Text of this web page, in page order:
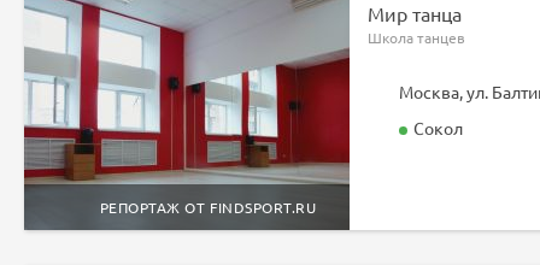
Мир танца
Школа танцев
РЕПОРТАЖ ОТ FINDSPORT.RU
Москва, ул.
Сокол